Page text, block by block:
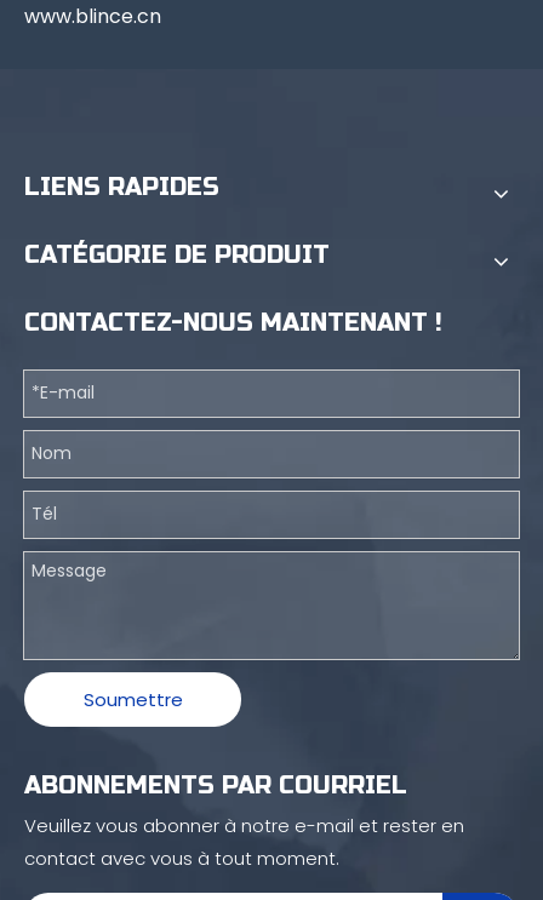
www.blince.cn
LIENS RAPIDES
CATÉGORIE DE PRODUIT
CONTACTEZ-NOUS MAINTENANT !
Soumettre
ABONNEMENTS PAR COURRIEL
Veuillez vous abonner à notre e-mail et rester en
contact avec vous à tout moment.